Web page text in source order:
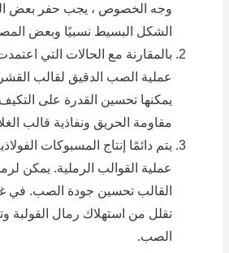
وجه الخصوص ، يجب حفر بعض
الشكل البسيط نسبيًا وبعض
بالمقارنة مع الحالات التي اعتمدت
عملية الصب الدقيق لقالب القشرة
يمكنها تحسين القدرة على التكيف
مقاومة الحريق ونفاذية قالب
يتم دائمًا إنتاج المسبوكات
عملية القوالب الرملية.يمكن لرمل
القالب تحسين جودة الصب.في
تقلل من استهلاك رمال القولبة
الصب.